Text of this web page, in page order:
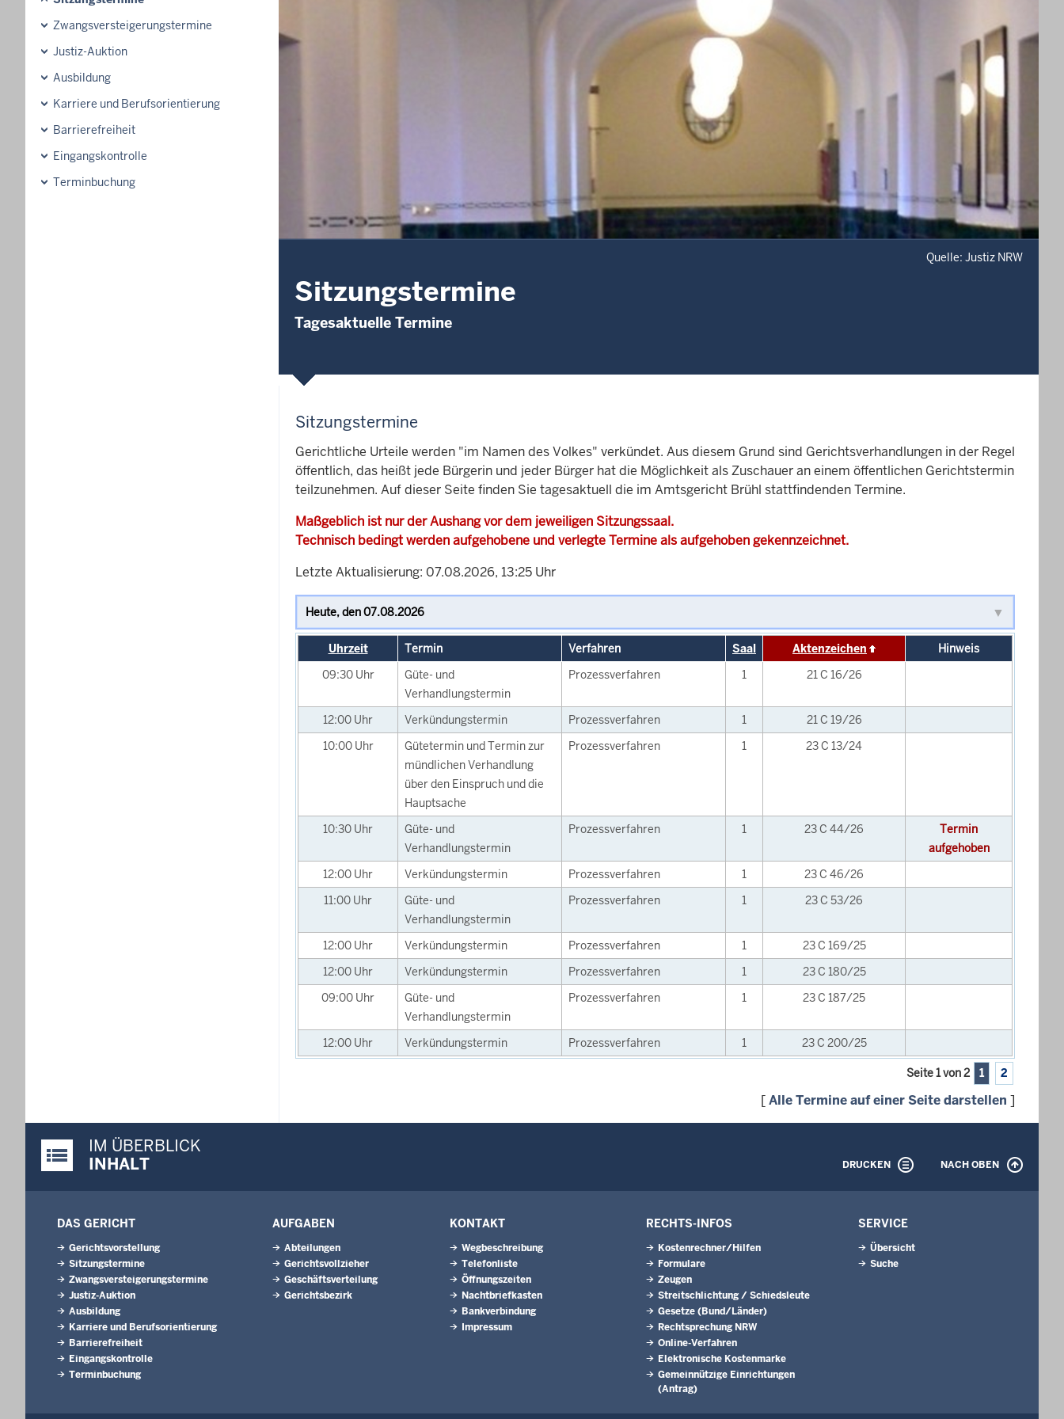
Zwangsversteigerungs­termine
Justiz-Auktion
Ausbildung
Karriere und Berufsorientierung
Barrierefreiheit
Eingangskontrolle
Terminbuchung
Quelle: Justiz NRW
Sitzungstermine
Tagesaktuelle Termine
Sitzungstermine
Gerichtliche Urteile werden "im Namen des Volkes" verkündet. Aus diesem Grund sind Gerichtsverhandlungen in der Regel
öffentlich, das heißt jede Bürgerin und jeder Bürger hat die Möglichkeit als Zuschauer an einem öffentlichen Gerichtstermin
teilzunehmen. Auf dieser Seite finden Sie tagesaktuell die im Amtsgericht Brühl stattfindenden Termine.
Maßgeblich ist nur der Aushang vor dem jeweiligen Sitzungssaal.
Technisch bedingt werden aufgehobene und verlegte Termine als aufgehoben gekennzeichnet.
Letzte Aktualisierung: 07.08.2026, 13:25 Uhr
Uhrzeit Termin Verfahren Saal Aktenzeichen
Hinweis
09:30 Uhr
Güte- und
Verhandlungstermin
Prozessverfahren 1 21 C 16/26
12:00 Uhr Verkündungstermin Prozessverfahren 1
21 C 19/26
10:00 Uhr
Gütetermin und Termin zur
mündlichen Verhandlung
über den Einspruch und die
Hauptsache
Prozessverfahren 1 23 C 13/24
10:30 Uhr
Güte- und
Verhandlungstermin
Prozessverfahren 1 23 C 44/26
Termin
aufgehoben
12:00 Uhr Verkündungstermin Prozessverfahren 1
23 C 46/26
11:00 Uhr
Güte- und
Verhandlungstermin
Prozessverfahren 1 23 C 53/26
12:00 Uhr Verkündungstermin Prozessverfahren 1
23 C 169/25
12:00 Uhr Verkündungstermin Prozessverfahren 1
23 C 180/25
09:00 Uhr
Güte- und
Verhandlungstermin
Prozessverfahren 1 23 C 187/25
12:00 Uhr Verkündungstermin Prozessverfahren 1 23 C 200/25
Seite 1 von 2 1 2
[Alle Termine auf einer Seite darstellen ]
Justiz-Portal im Überblick:
IM ÜBERBLICK
INHALT
DRUCKEN NACH OBEN
DAS GERICHT
Gerichtsvorstellung
Sitzungstermine
Zwangsversteigerungs­termine
Justiz-Auktion
Ausbildung
Karriere und Berufsorientierung
Barrierefreiheit
Eingangskontrolle
Terminbuchung
AUFGABEN
Abteilungen
Gerichtsvollzieher
Geschäftsverteilung
Gerichtsbezirk
KONTAKT
Wegbeschreibung
Telefonliste
Öffnungszeiten
Nachtbriefkasten
Bankverbindung
Impressum
RECHTS-INFOS
Kostenrechner/Hilfen
Formulare
Zeugen
Streitschlichtung / Schiedsleute
Gesetze (Bund/Länder)
Rechtsprechung NRW
Online-Verfahren
Elektronische Kostenmarke
Gemeinnützige Einrichtungen
(Antrag)
SERVICE
Übersicht
Suche